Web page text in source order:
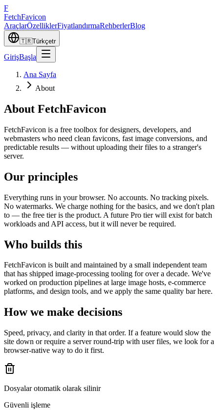
F
FetchFavicon
AraçlarÖzelliklerFiyatlandırmaRehberlerBlog
🇹🇷Türkçetr
GirişBaşla
Ana Sayfa
About
About FetchFavicon
FetchFavicon is a free toolbox for designers, developers, and
webmasters who need clean favicons, fast image conversions, and
predictable results — without uploading their files to a stranger's
server.
Our principles
Everything runs in your browser. No accounts. No tracking pixels.
No watermarks. We charge nothing for the basics, and we don't plan
to — the free tier is the product. A future Pro tier will exist for batch
workloads and API access, but it will never be required.
Who builds this
FetchFavicon is built and maintained by a small independent team
that has shipped image-processing tooling for over a decade. We've
worked on production pipelines at large image hosts, e-commerce
platforms, and design tools, and we apply the same quality bar here.
How we make decisions
Speed, privacy, and clarity in that order. If a feature would slow the
site down or require a server round-trip with user files, we look for a
browser-native way to do it first.
Dosyalar otomatik olarak silinir
Güvenli işleme